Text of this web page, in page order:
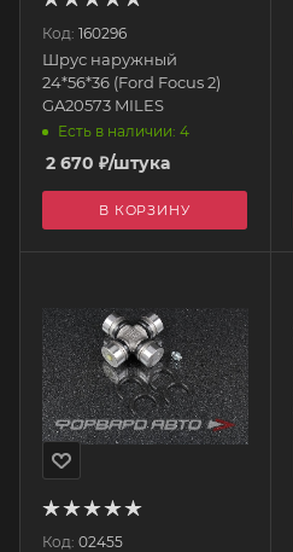
Код: 160296
Шрус наружный
24*56*36 (Ford Focus 2)
GA20573 MILES
Есть в наличии: 4
2 670 ₽/штука
В КОРЗИНУ
Код: 02455